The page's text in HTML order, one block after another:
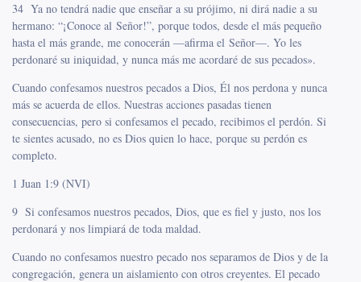
34 Ya no tendrá nadie que enseñar a su prójimo, ni dirá nadie a su
hermano: “¡Conoce al Señor!”, porque todos, desde el más pequeño
hasta el más grande, me conocerán —afirma el Señor—. Yo les
perdonaré su iniquidad, y nunca más me acordaré de sus pecados».
Cuando confesamos nuestros pecados a Dios, Él nos perdona y nunca
más se acuerda de ellos. Nuestras acciones pasadas tienen
consecuencias, pero si confesamos el pecado, recibimos el perdón. Si
te sientes acusado, no es Dios quien lo hace, porque su perdón es
completo.
1 Juan 1:9 (NVI)
9 Si confesamos nuestros pecados, Dios, que es fiel y justo, nos los
perdonará y nos limpiará de toda maldad.
Cuando no confesamos nuestro pecado nos separamos de Dios y de la
congregación, genera un aislamiento con otros creyentes. El pecado